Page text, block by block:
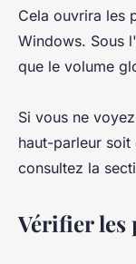
Cela ouvrira les
Windows. Sous
que le volume
Si vous ne
haut-parleur soit
consultez la
Vérifier les